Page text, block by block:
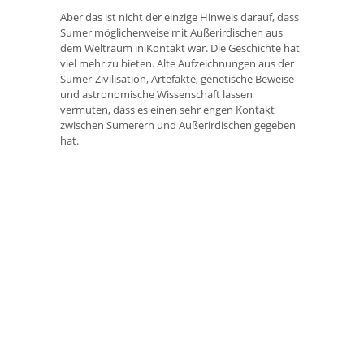
Aber das ist nicht der einzige Hinweis darauf, dass
Sumer möglicherweise mit Außerirdischen aus
dem Weltraum in Kontakt war. Die Geschichte hat
viel mehr zu bieten. Alte Aufzeichnungen aus der
Sumer-Zivilisation, Artefakte, genetische Beweise
und astronomische Wissenschaft lassen
vermuten, dass es einen sehr engen Kontakt
zwischen Sumerern und Außerirdischen gegeben
hat.